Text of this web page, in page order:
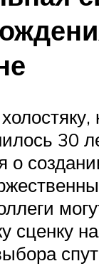
30
о
сценку